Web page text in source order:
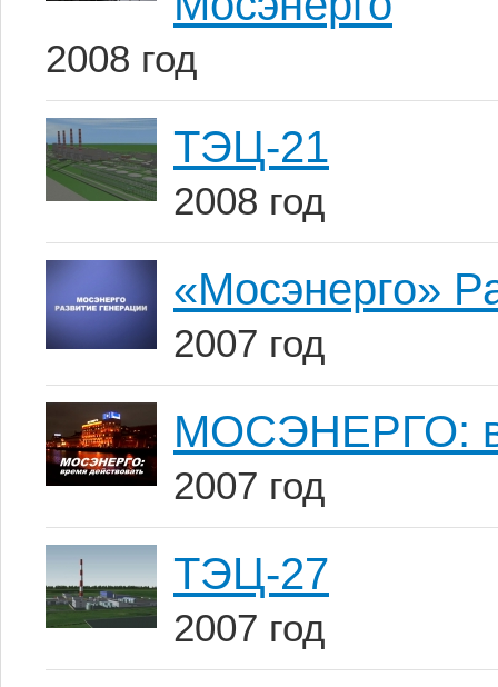
2008 год
ТЭЦ-21
2008 год
«Мосэнерго»
2007 год
МОСЭНЕРГО:
2007 год
ТЭЦ-27
2007 год